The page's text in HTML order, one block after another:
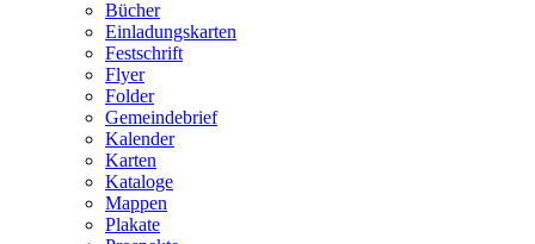
Bücher
Einladungskarten
Festschrift
Flyer
Folder
Gemeindebrief
Kalender
Karten
Kataloge
Mappen
Plakate